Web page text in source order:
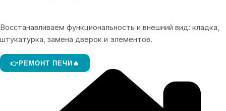
Восстанавливаем функциональность и внешний вид: кладка,
штукатурка, замена дверок и элементов.
👉РЕМОНТ ПЕЧИ🔥